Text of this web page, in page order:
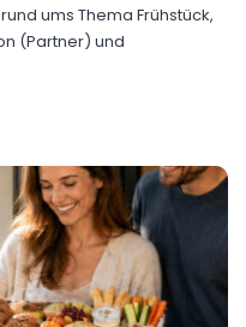
ums Thema Frühstück,
(Partner) und